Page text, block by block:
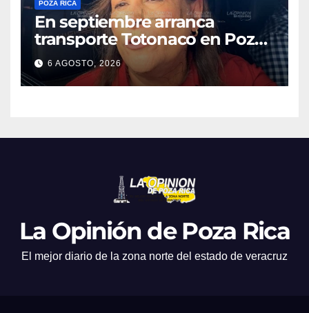
POZA RICA
En septiembre arranca
transporte Totonaco en Poza
Rica
6 AGOSTO, 2026
La Opinión de Poza Rica
El mejor diario de la zona norte del estado de veracruz